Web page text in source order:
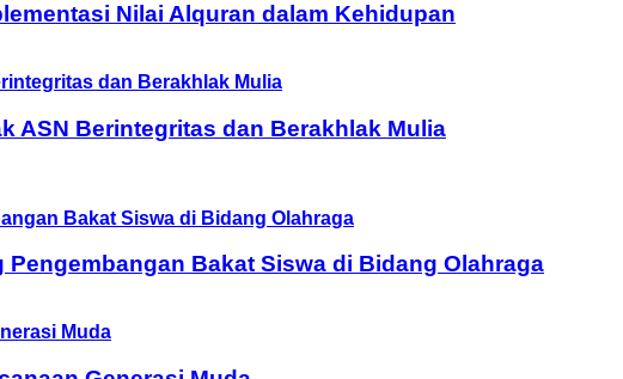
Nilai Alquran dalam Kehidupan
ASN Berintegritas dan Berakhlak Mulia
Bakat Siswa di Bidang Olahraga